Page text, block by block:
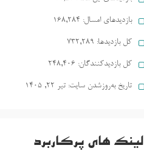
بازدیدهای امسال: 168,284
کل بازدیدها: 732,289
کل بازدیدکنند‌گان: 248,406
تاریخ به‌روزشدن سایت: تیر ۲۲, ۱۴۰۵
لینک های پرکاربرد